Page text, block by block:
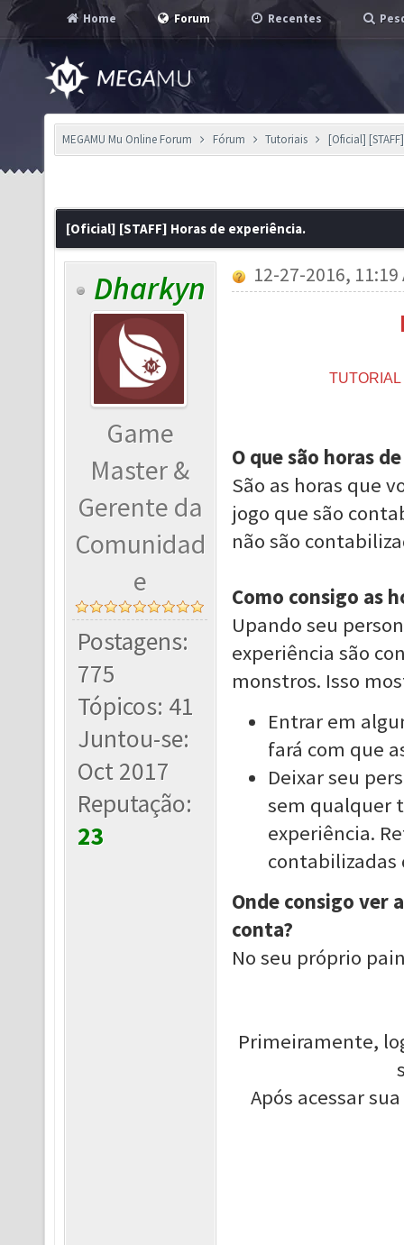
Home Forum Recentes
MEGAMU Mu Online Forum Fórum Tutoriais [Oficial]
[Oficial] [STAFF] Horas de experiência.
Dharkyn
Game
Master &
Gerente da
Comunidad
e
Postagens:
775
Tópicos: 41
Juntou-se:
Oct 2017
Reputação:
23
12-27-2016, 11:19
TUTORIAL
O que são horas
São as horas que
jogo que são
não são
Como consigo as
Upando seu
experiência são
monstros. Isso
Entrar em
fará com que
Deixar seu
sem qualquer
experiência.
contabilizadas
Onde consigo ver
conta?
No seu próprio
Primeiramente,
Após acessar